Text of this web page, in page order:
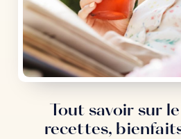
Tout savoir sur
recettes,